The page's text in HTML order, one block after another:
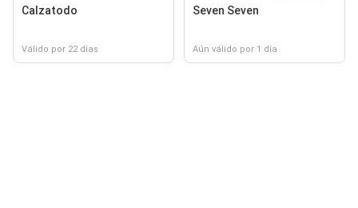
Calzatodo
Válido por 22 días
Seven Seven
Aún válido por 1 día